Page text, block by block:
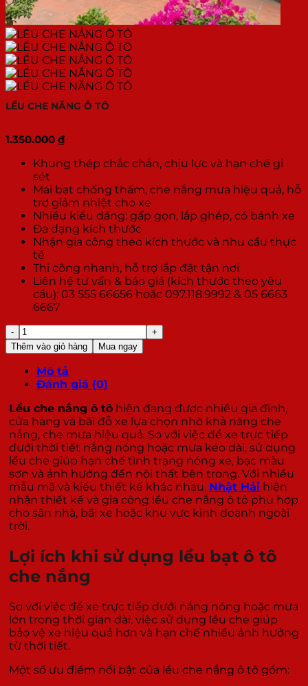
LỀU CHE NẮNG Ô TÔ
1.350.000 ₫
Khung thép chắc chắn, chịu lực và hạn chế gỉ
sét
Mái bạt chống thấm, che nắng mưa hiệu quả, hỗ
trợ giảm nhiệt cho xe
Nhiều kiểu dáng: gấp gọn, lắp ghép, có bánh xe
Đa dạng kích thước
Nhận gia công theo kích thước và nhu cầu thực
tế
Thi công nhanh, hỗ trợ lắp đặt tận nơi
Liên hệ tư vấn & báo giá (kích thước theo yêu
cầu): 03 555 66656 hoặc 097.118.9992 & 05 6663
6667
LỀU
CHE
NẮNG
Ô
TÔ
lượng
Thêm vào giỏ hàng Mua ngay
Mô tả
Đánh giá (0)
Lều che nắng ô tô hiện đang được nhiều gia đình,
cửa hàng và bãi đỗ xe lựa chọn nhờ khả năng che
nắng, che mưa hiệu quả. So với việc để xe trực tiếp
dưới thời tiết nắng nóng hoặc mưa kéo dài, sử dụng
lều che giúp hạn chế tình trạng nóng xe, bạc màu
sơn và ảnh hưởng đến nội thất bên trong. Với nhiều
mẫu mã và kiểu thiết kế khác nhau, Nhật Hải hiện
nhận thiết kế và gia công lều che nắng ô tô phù hợp
cho sân nhà, bãi xe hoặc khu vực kinh doanh ngoài
trời.
Lợi ích khi sử dụng lều bạt ô tô
che nắng
So với việc để xe trực tiếp dưới nắng nóng hoặc mưa
lớn trong thời gian dài, việc sử dụng lều che giúp
bảo vệ xe hiệu quả hơn và hạn chế nhiều ảnh hưởng
từ thời tiết.
Một số ưu điểm nổi bật của lều che nắng ô tô gồm: